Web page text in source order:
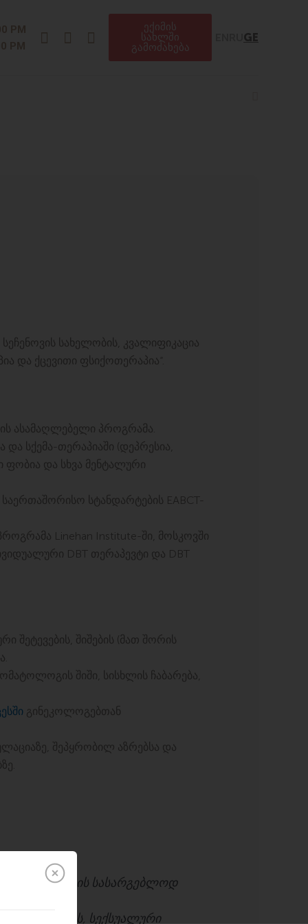
Telegramექიმის
სახლში
გამოძახება
GE
სახელობის, კვალიფიკაცია
და ქცევითი ფსიქოთერაპია“.
ასამაღლებელი პროგრამა.
სქემა-თერაპიაში (დეპრესია,
და სხვა მენტალური
სტანდარტების EABCT-
Linehan Institute-ში, მოსკოვში
DBT თერაპევტი და DBT
შეტევების, შიშების (მათ შორის
შიში, სისხლის ჩაბარება,
გინეკოლოგებთან
შეპყრობილ აზრებსა და
საუბრის სასარგებლოდ
იდენტობის, სექსუალური